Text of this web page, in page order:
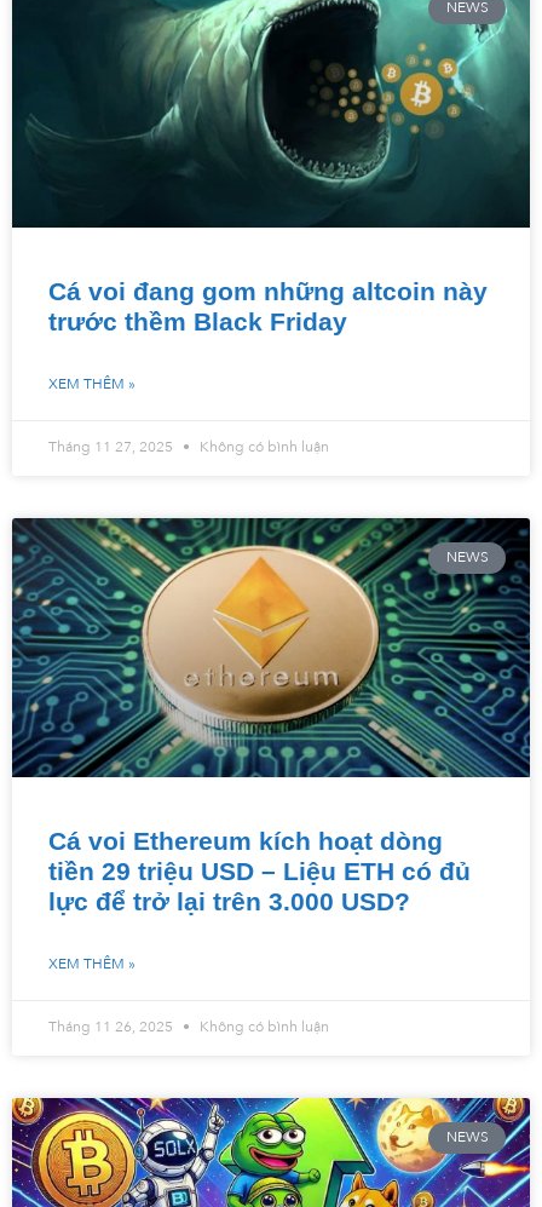
NEWS
Cá voi đang gom những altcoin này
trước thềm Black Friday
XEM THÊM »
Tháng 11 27, 2025 Không có bình luận
NEWS
Cá voi Ethereum kích hoạt dòng
tiền 29 triệu USD – Liệu ETH có đủ
lực để trở lại trên 3.000 USD?
XEM THÊM »
Tháng 11 26, 2025 Không có bình luận
NEWS